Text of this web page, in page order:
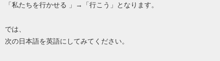
「私たちを行かせる 」→「行こう」となります。
では、
次の日本語を英語にしてみてください。